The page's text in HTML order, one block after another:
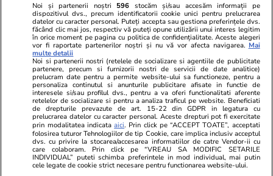
Mediafax.ro
De la luxul din România la
cătușele din Miami. Povestea care
îi urmărește pe frații Tate
StirileKanalD.ro
Femeie
făcea plajă:
Noi și partenerii noștri 596 stocăm și/sau accesăm informații pe
dispozitivul dvs., precum identificatorii cookie unici pentru prelucrarea
datelor cu caracter personal. Puteți accepta sau gestiona preferințele dvs.
făcând clic mai jos, respectiv vă puteți opune utilizării unui interes legitim
în orice moment pe pagina cu politica de confidențialitate. Aceste alegeri
vor fi raportate partenerilor noștri și nu vă vor afecta navigarea. Mai
multe detalii
Noi si partenerii nostri (retelele de socializare si agentiile de publicitate
partenere, precum si furnizorii nostri de servicii de date analitice)
prelucram date pentru a permite website-ului sa functioneze, pentru a
personaliza continutul si anunturile publicitare afisate in functie de
interesele si/sau profilul dvs., pentru a va oferi functionalitati aferente
retelelor de socializare si pentru a analiza traficul pe website. Beneficiati
de drepturile prevazute de art. 15-22 din GDPR in legatura cu
prelucrarea datelor cu caracter personal. Aceste drepturi pot fi exercitate
prin modalitatea indicataaici. Prin click pe “ACCEPT TOATE”, acceptati
folosirea tuturor Tehnologiilor de tip Cookie, care implica inclusiv acceptul
dvs. cu privire la stocarea/accesarea informatiilor de catre Vendor-ii cu
care colaboram. Prin click pe “VREAU SA MODIFIC SETARILE
INDIVIDUAL” puteti schimba preferintele in mod individual, mai putin
cele legate de cookie strict necesare pentru functionarea website-ului.